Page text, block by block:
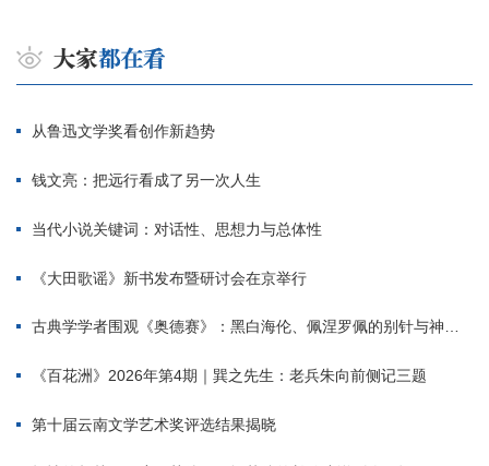
从鲁迅文学奖看创作新趋势
钱文亮：把远行看成了另一次人生
当代小说关键词：对话性、思想力与总体性
《大田歌谣》新书发布暨研讨会在京举行
古典学学者围观《奥德赛》：黑白海伦、佩涅罗佩的别针与神秘入侵者
《百花洲》2026年第4期｜巽之先生：老兵朱向前侧记三题
第十届云南文学艺术奖评选结果揭晓